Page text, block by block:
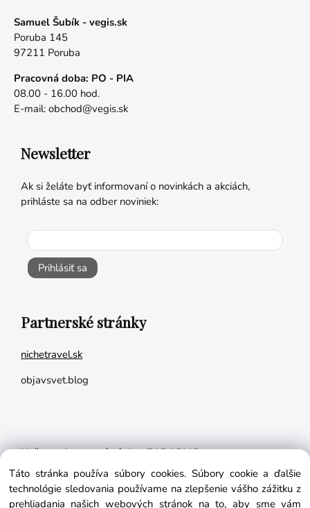
Samuel Šubík - vegis.sk
Poruba 145
97211 Poruba
Pracovná doba: PO - PIA
08.00 - 16.00 hod.
E-mail: obchod@vegis.sk
Newsletter
Ak si želáte byť informovaní o novinkách a akciách,
prihláste sa na odber noviniek:
Prihlásiť sa
Partnerské stránky
nichetravel.sk
objavsvet.blog
Naše appky pre vás úplne ZADARMO:
Tréningový plán na mieru
BMI kalkulačka
Táto stránka používa súbory cookies. Súbory cookie a ďalšie
technológie sledovania používame na zlepšenie vášho zážitku z
prehliadania našich webových stránok na to, aby sme vám